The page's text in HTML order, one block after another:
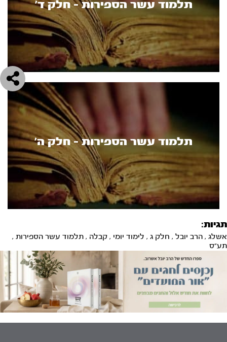
תלמוד עשר הספירות - חלק ד’
תלמוד עשר הספירות - חלק ה’
תגיות:
אשלג , הרב יובל , חלק ג , לימוד יומי , קבלה , תלמוד עשר הספירות ,
תע"ס